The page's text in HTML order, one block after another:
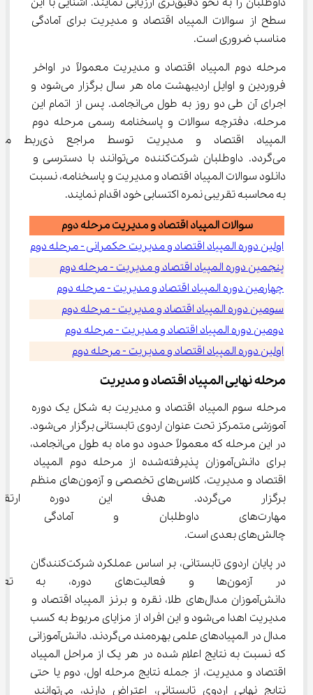
سطح از سوالات المپیاد اقتصاد و مدیریت برای آمادگی
مناسب ضروری است.
مرحله دوم المپیاد اقتصاد و مدیریت معمولاً در اواخر
فروردین و اوایل اردیبهشت ماه هر سال برگزار می‌شود و
اجرای آن طی دو روز به طول می‌انجامد. پس از اتمام این
مرحله، دفترچه سوالات و پاسخنامه رسمی مرحله دوم
المپیاد اقتصاد و مدیریت
می‌گردد. داوطلبان شرکت‌کننده می‌توانند با دسترسی و
دانلود سوالات المپیاد اقتصاد و مدیریت و پاسخنامه، نسبت
به محاسبه تقریبی نمره اکتسابی خود اقدام نمایند.
سوالات المپیاد اقتصاد و مدیریت مرحله دوم
اولین دوره المپیاد اقتصاد و مدیریت حکمرانی - مرحله دوم
پنجمین دوره المپیاد اقتصاد و مدیریت - مرحله دوم
چهارمین دوره المپیاد اقتصاد و مدیریت - مرحله دوم
سومین دوره المپیاد اقتصاد و مدیریت - مرحله دوم
دومین دوره المپیاد اقتصاد و مدیریت - مرحله دوم
اولین دوره المپیاد اقتصاد و مدیریت - مرحله دوم
مرحله نهایی المپیاد اقتصاد و مدیریت
مرحله سوم المپیاد اقتصاد و مدیریت به شکل یک دوره
آموزشی متمرکز تحت عنوان اردوی تابستانی برگزار می‌شود.
در این مرحله که معمولاً حدود دو ماه به طول می‌انجامد،
برای دانش‌آموزان پذیرفته‌شده از مرحله دوم المپیاد
اقتصاد و مدیریت، کلاس‌های تخصصی و آزمون‌های منظم
برگزار می‌گردد. هدف این
مهارت‌های داوطلبان و
چالش‌های بعدی است.
در پایان اردوی تابستانی، بر اساس عملکرد شرکت‌کنندگان
در آزمون‌ها و فعالیت‌های
دانش‌آموزان مدال‌های طلا، نقره و برنز المپیاد اقتصاد و
مدیریت اهدا می‌شود و این افراد از مزایای مربوط به کسب
مدال در المپیادهای علمی بهره‌مند می‌گردند. دانش‌آموزانی
که نسبت به نتایج اعلام شده در هر یک از مراحل المپیاد
اقتصاد و مدیریت، از جمله نتایج مرحله اول، دوم یا حتی
نتایج نهایی اردوی تابستانی، اعتراض دارند، می‌توانند